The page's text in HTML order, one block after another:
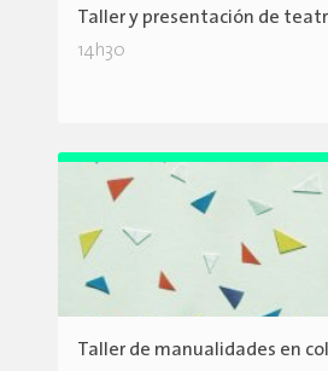
Taller y presentación de
14h30
Taller de manualidades en